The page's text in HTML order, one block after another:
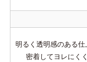
明るく透明感のある仕
密着してヨレにくく